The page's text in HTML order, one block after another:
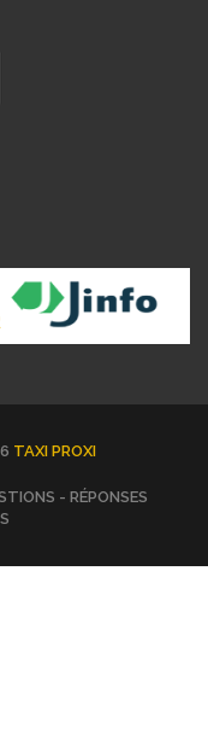
TAXI PROXI
- RÉPONSES